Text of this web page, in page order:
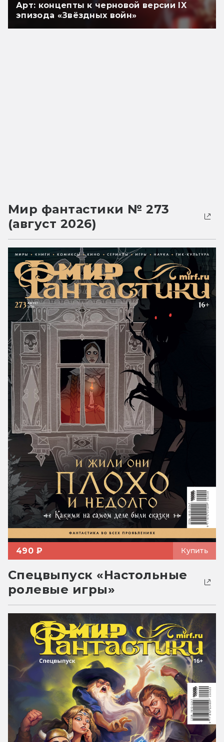
Арт: концепты к черновой версии IX
эпизода «Звёздных войн»
Мир фантастики № 273
(август 2026)
490 ₽ Купить
Спецвыпуск «Настольные
ролевые игры»